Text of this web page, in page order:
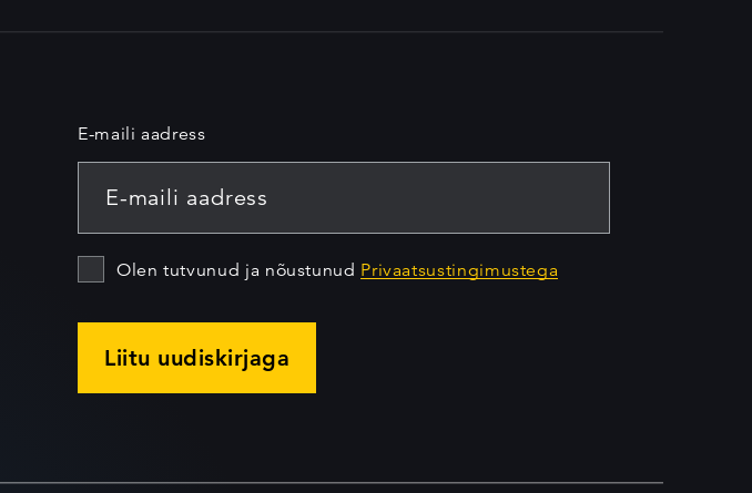
E-maili aadress
Olen tutvunud ja nõustunud Privaatsustingimustega
Liitu uudiskirjaga